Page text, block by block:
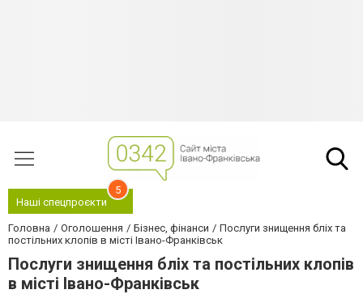
Наші спецпроєкти
5
Головна Оголошення Бізнес, фінанси
Послуги знищення бліх та
постільних клопів в місті Івано-Франківськ
Послуги знищення бліх та постільних клопів
в місті Івано-Франківськ